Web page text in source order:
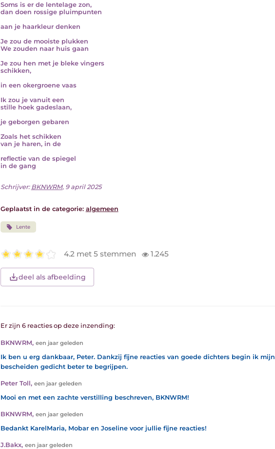
Soms is er de lentelage zon,
dan doen rossige pluimpunten
aan je haarkleur denken
Je zou de mooiste plukken
We zouden naar huis gaan
Je zou hen met je bleke vingers
schikken,
in een okergroene vaas
Ik zou je vanuit een
stille hoek gadeslaan,
je geborgen gebaren
Zoals het schikken
van je haren, in de
reflectie van de spiegel
in de gang
Schrijver: BKNWRM, 9 april 2025
Geplaatst in de categorie: algemeen
Lente
4.2 met 5 stemmen 1.245
deel als afbeelding
Er zijn 6 reacties op deze inzending:
BKNWRM, een jaar geleden
Ik ben u erg dankbaar, Peter. Dankzij fijne reacties van goede dichters begin ik mijn
bescheiden gedicht beter te begrijpen.
Peter Toll, een jaar geleden
Mooi en met een zachte verstilling beschreven, BKNWRM!
BKNWRM, een jaar geleden
Bedankt KarelMaria, Mobar en Joseline voor jullie fijne reacties!
J.Bakx, een jaar geleden